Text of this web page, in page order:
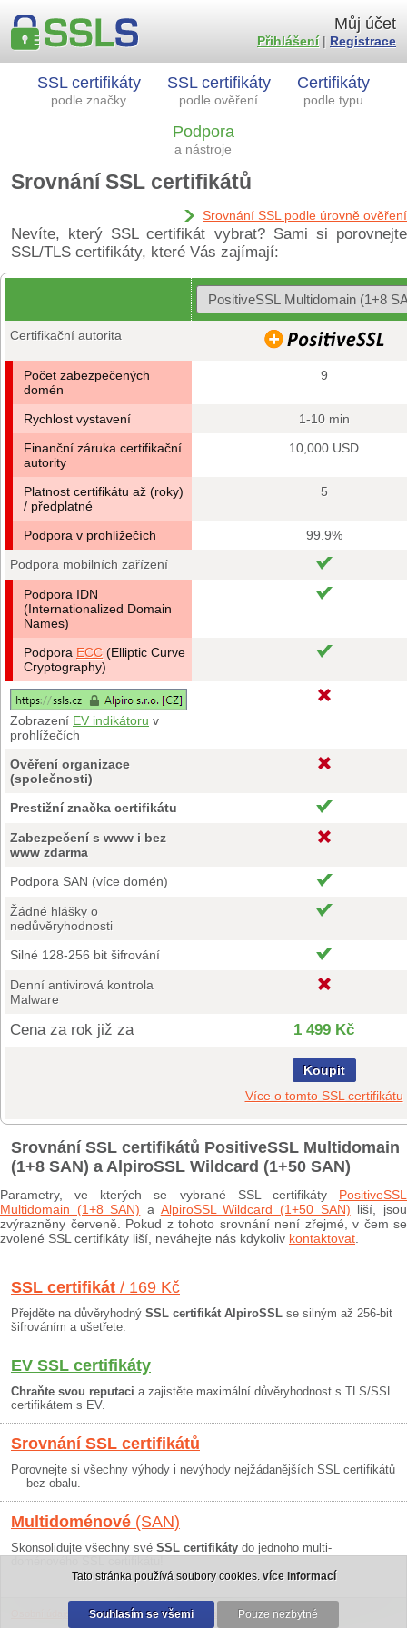
SSL certifikáty
podle značky
SSL certifikáty
podle ověření
Certifikáty
podle typu
Podpora
a nástroje
Můj účet
Přihlášení| Registrace
Srovnání SSL certifikátů
Srovnání SSL podle úrovně ověření
Nevíte, který SSL certifikát vybrat? Sami si porovnejte
SSL/TLS certifikáty, které Vás zajímají:
Certifikační autorita
Počet zabezpečených
domén
9
Rychlost vystavení
1-10 min
Finanční záruka certifikační
autority
10,000 USD
Platnost certifikátu až (roky)
/ předplatné
5
Podpora v prohlížečích
99.9%
Podpora mobilních zařízení
Podpora IDN
(Internationalized Domain
Names)
Podpora ECC (Elliptic Curve
Cryptography)
Zobrazení EV indikátoru v
prohlížečích
Ověření organizace
(společnosti)
Prestižní značka certifikátu
Zabezpečení s www i bez
www zdarma
Podpora SAN (více domén)
Žádné hlášky o
nedůvěryhodnosti
Silné 128-256 bit šifrování
Denní antivirová kontrola
Malware
Cena za rok již za 1 499 Kč
Koupit
Více o tomto SSL certifikátu
Srovnání SSL certifikátů PositiveSSL Multidomain
(1+8 SAN) a AlpiroSSL Wildcard (1+50 SAN)
Parametry, ve kterých se vybrané SSL certifikáty PositiveSSL
Multidomain (1+8 SAN) a AlpiroSSL Wildcard (1+50 SAN) liší, jsou
zvýrazněny červeně. Pokud z tohoto srovnání není zřejmé, v čem se
zvolené SSL certifikáty liší, neváhejte nás kdykoliv kontaktovat
SSL certifikát / 169 Kč
Přejděte na důvěryhodný SSL certifikát AlpiroSSL se silným až 256-bit
šifrováním a ušetřete.
EV SSL certifikáty
Chraňte svou reputaci a zajistěte maximální důvěryhodnost s TLS/SSL
certifikátem s EV.
Srovnání SSL certifikátů
Porovnejte si všechny výhody i nevýhody nejžádanějších SSL certifikátů
— bez obalu.
Multidoménové (SAN)
Skonsolidujte všechny své SSL certifikáty do jednoho multi-
Obchodní podmínky|30 dní záruka
Tato stránka používá soubory cookies. více informací
Souhlasím se všemi Pouze nezbytné